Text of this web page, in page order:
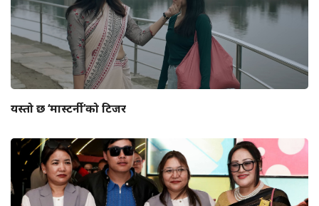
यस्तो छ ‘मास्टर्नी’को टिजर